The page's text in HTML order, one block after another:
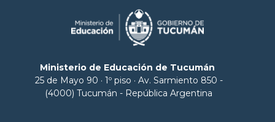
Ministerio de Educación de Tucumán
25 de Mayo 90 · 1º piso · Av. Sarmiento 850 -
(4000) Tucumán - República Argentina